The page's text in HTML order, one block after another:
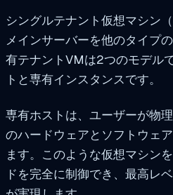
シングルテナント仮想マシン
メインサーバーを他のタイプ
有テナントVMは2つのモデル
トと専有インスタンスです。
専有ホストは、ユーザーが物
のハードウェアとソフトウェ
ます。このような仮想マシン
ドを完全に制御でき、最高レ